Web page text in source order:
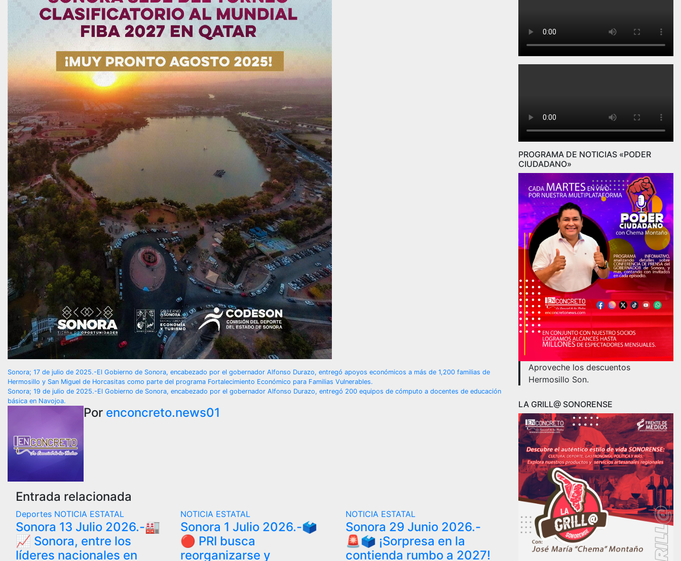
Navegación
de
entradas
Sonora; 17 de julio de 2025.-El Gobierno de Sonora, encabezado por el gobernador Alfonso Durazo, entregó apoyos económicos a más de 1,200 familias de
Hermosillo y San Miguel de Horcasitas como parte del programa Fortalecimiento Económico para Familias Vulnerables.
Sonora; 19 de julio de 2025.-El Gobierno de Sonora, encabezado por el gobernador Alfonso Durazo, entregó 200 equipos de cómputo a docentes de educación
básica en Navojoa.
Por enconcreto.news01
Entrada relacionada
Deportes NOTICIA ESTATAL
Sonora 13 Julio 2026.-🏭
📈 Sonora, entre los
líderes nacionales en
NOTICIA ESTATAL
Sonora 1 Julio 2026.-🗳️
🔴 PRI busca
reorganizarse y
NOTICIA ESTATAL
Sonora 29 Junio 2026.-
🚨🗳️ ¡Sorpresa en la
contienda rumbo a 2027!
PROGRAMA DE NOTICIAS «PODER
CIUDADANO»
Aproveche los descuentos
Hermosillo Son.
LA GRILL@ SONORENSE